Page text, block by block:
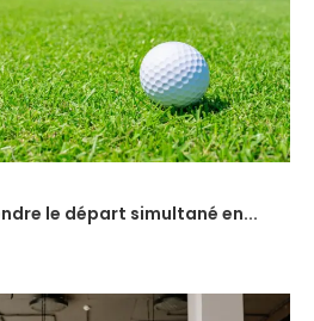
le départ simultané en...